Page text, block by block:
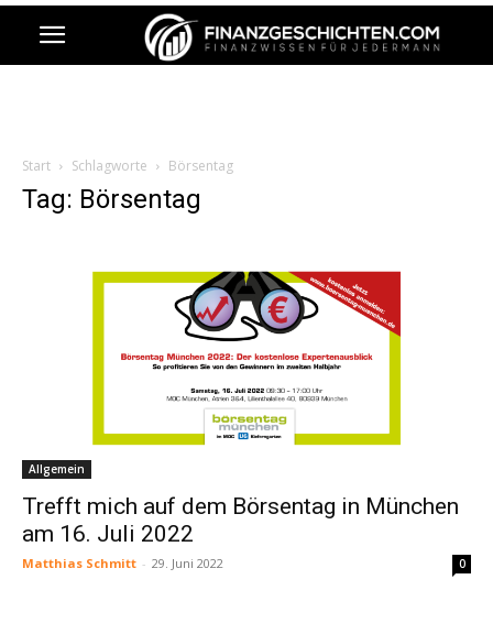
Start Schlagworte Börsentag
Tag: Börsentag
Allgemein
Trefft mich auf dem Börsentag in München
am 16. Juli 2022
Matthias Schmitt - 29. Juni 2022 0